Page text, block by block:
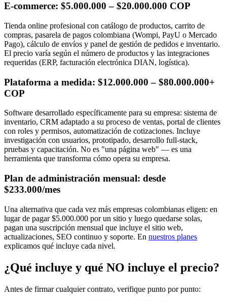
E-commerce: $5.000.000 – $20.000.000 COP
Tienda online profesional con catálogo de productos, carrito de
compras, pasarela de pagos colombiana (Wompi, PayU o Mercado
Pago), cálculo de envíos y panel de gestión de pedidos e inventario.
El precio varía según el número de productos y las integraciones
requeridas (ERP, facturación electrónica DIAN, logística).
Plataforma a medida: $12.000.000 – $80.000.000+
COP
Software desarrollado específicamente para su empresa: sistema de
inventario, CRM adaptado a su proceso de ventas, portal de clientes
con roles y permisos, automatización de cotizaciones. Incluye
investigación con usuarios, prototipado, desarrollo full-stack,
pruebas y capacitación. No es "una página web" — es una
herramienta que transforma cómo opera su empresa.
Plan de administración mensual: desde
$233.000/mes
Una alternativa que cada vez más empresas colombianas eligen: en
lugar de pagar $5.000.000 por un sitio y luego quedarse solas,
pagan una suscripción mensual que incluye el sitio web,
actualizaciones, SEO continuo y soporte. En nuestros planes
explicamos qué incluye cada nivel.
¿Qué incluye y qué NO incluye el precio?
Antes de firmar cualquier contrato, verifique punto por punto: